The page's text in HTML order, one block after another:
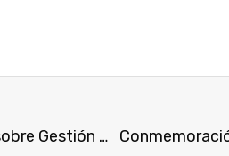
Inaugura Paco Sánchez las jornadas de acompañamiento sobre Gestión Documental y Administración de Archivos